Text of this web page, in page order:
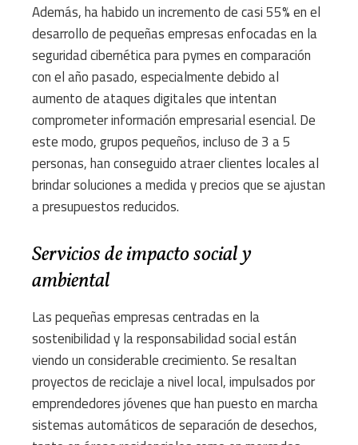
Además, ha habido un incremento de casi 55% en el
desarrollo de pequeñas empresas enfocadas en la
seguridad cibernética para pymes en comparación
con el año pasado, especialmente debido al
aumento de ataques digitales que intentan
comprometer información empresarial esencial. De
este modo, grupos pequeños, incluso de 3 a 5
personas, han conseguido atraer clientes locales al
brindar soluciones a medida y precios que se ajustan
a presupuestos reducidos.
Servicios de impacto social y
ambiental
Las pequeñas empresas centradas en la
sostenibilidad y la responsabilidad social están
viendo un considerable crecimiento. Se resaltan
proyectos de reciclaje a nivel local, impulsados por
emprendedores jóvenes que han puesto en marcha
sistemas automáticos de separación de desechos,